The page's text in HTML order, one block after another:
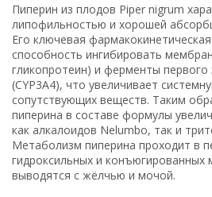
Пиперин из плодов Piper nigrum
липофильностью и хорошей
Его ключевая
способность ингибировать
гликопротеин) и ферменты
(CYP3A4), что увеличивает
сопутствующих веществ. Таким
пиперина в составе формулы
как алкалоидов Nelumbo, так и
Метаболизм пиперина проходит в
гидроксильных и
выводятся с жёлчью и мочой.